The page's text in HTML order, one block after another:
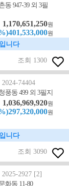
동 947-39 외 3필
1,170,651,250원
원
니다
조회 1300
74404
풍동 499 외 3필지
1,036,969,920원
원
니다
조회 3090
2927 [2]
화동 11-80